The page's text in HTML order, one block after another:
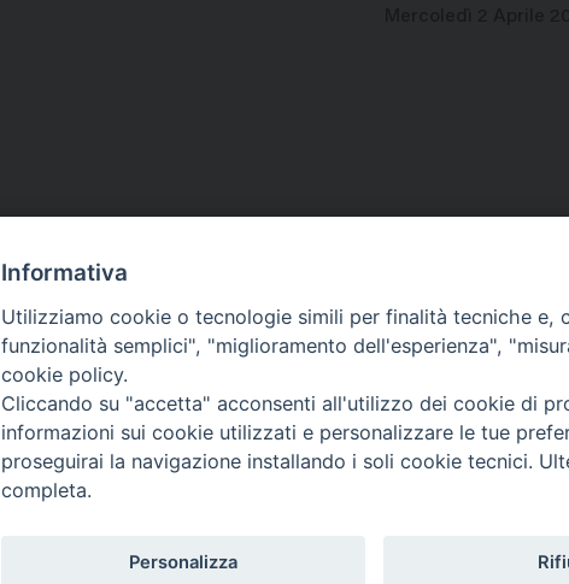
C.ne
Scrivi a:
Titolo
Informativa
Utilizziamo cookie o tecnologie simili per finalità tecniche
funzionalità semplici", "miglioramento dell'esperienza",
cookie policy.
Cliccando su "accetta" acconsenti all'utilizzo dei cookie di
informazioni sui cookie utilizzati e personalizzare le tue
proseguirai la navigazione installando i soli cookie tecnici.
completa.
Personalizza